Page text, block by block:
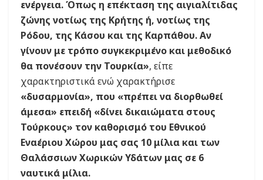
ενέργεια. Όπως η επέκταση της αιγιαλίτιδας
ζώνης νοτίως της Κρήτης ή, νοτίως της
Ρόδου, της Κάσου και της Καρπάθου. Αν
γίνουν με τρόπο συγκεκριμένο και μεθοδικό
θα πονέσουν την Τουρκία», είπε
χαρακτηριστικά ενώ χαρακτήρισε
«δυσαρμονία», που «πρέπει να διορθωθεί
άμεσα» επειδή «δίνει δικαιώματα στους
Τούρκους» τον καθορισμό του Εθνικού
Εναέριου Χώρου μας σας 10 μίλια και των
Θαλάσσιων Χωρικών Υδάτων μας σε 6
ναυτικά μίλια.